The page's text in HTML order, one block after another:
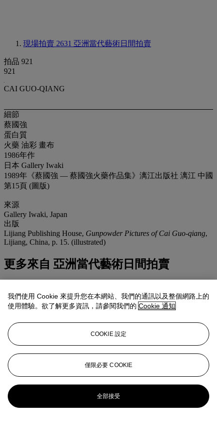
現場拍賣 2631 亞洲當代藝術日間拍賣
拍品 921
921
CAI GUO-QIANG
細節
蔡國強
蛋白質
火藥 油彩 畫布
1986年作
日本 Gallery Iwaki
1989年《蔡國強 — 蔡國強火藥作品集》漓江出版社 漓江 中國
第15頁 (圖版)
來源
Gallery Iwaki, Japan
出版
Lijiang Publishing House, Gunpowder Pictures of Cai Guo-qiang,
Lijiang, China, p. 15. (illustrated)
更多來自 亞洲當代藝術日間拍賣
查看全部
我們使用 Cookie 來提升您在本網站、我們的通訊以及整個網路上的
使用體驗。欲了解更多資訊，請參閱我們的 Cookie 通知
COOKIE 設定
僅限必要 COOKIE
全部接受